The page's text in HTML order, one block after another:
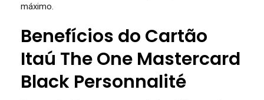
máximo.
Benefícios do Cartão
Itaú The One Mastercard
Black Personnalité